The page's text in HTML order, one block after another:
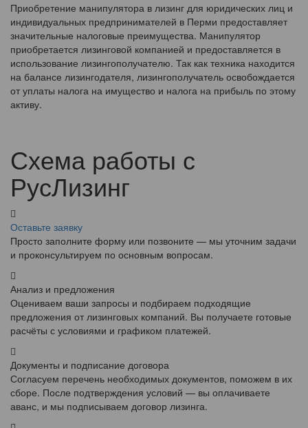
Приобретение манипулятора в лизинг для юридических лиц и
индивидуальных предпринимателей в Перми предоставляет
значительные налоговые преимущества. Манипулятор
приобретается лизинговой компанией и предоставляется в
использование лизингополучателю. Так как техника находится
на балансе лизингодателя, лизингополучатель освобождается
от уплаты налога на имущество и налога на прибыль по этому
активу.
Схема работы с
РусЛизинг
Оставьте заявку
Просто заполните форму или позвоните — мы уточним задачи
и проконсультируем по основным вопросам.
Анализ и предложения
Оцениваем ваши запросы и подбираем подходящие
предложения от лизинговых компаний. Вы получаете готовые
расчёты с условиями и графиком платежей.
Документы и подписание договора
Согласуем перечень необходимых документов, поможем в их
сборе. После подтверждения условий — вы оплачиваете
аванс, и мы подписываем договор лизинга.